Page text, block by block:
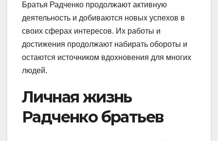
Братья Радченко продолжают активную
деятельность и добиваются новых успехов в
своих сферах интересов. Их работы и
достижения продолжают набирать обороты и
остаются источником вдохновения для многих
людей.
Личная жизнь
Радченко братьев